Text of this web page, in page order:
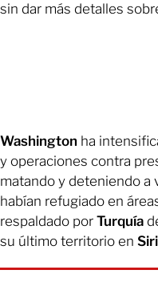
sin dar más detalles
Washington ha
y operaciones contra
matando y deteniendo a
habían refugiado en
respaldado por Turquía
su último territorio en